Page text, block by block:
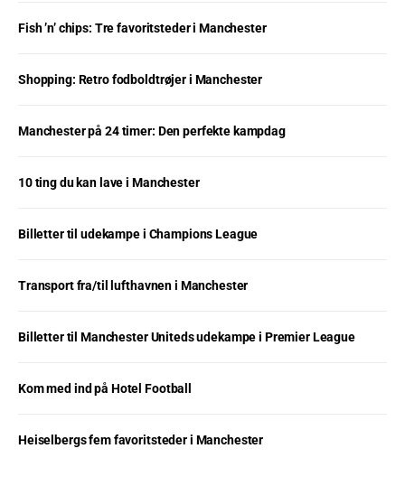
Fish ’n’ chips: Tre favoritsteder i Manchester
Shopping: Retro fodboldtrøjer i Manchester
Manchester på 24 timer: Den perfekte kampdag
10 ting du kan lave i Manchester
Billetter til udekampe i Champions League
Transport fra/til lufthavnen i Manchester
Billetter til Manchester Uniteds udekampe i Premier League
Kom med ind på Hotel Football
Heiselbergs fem favoritsteder i Manchester